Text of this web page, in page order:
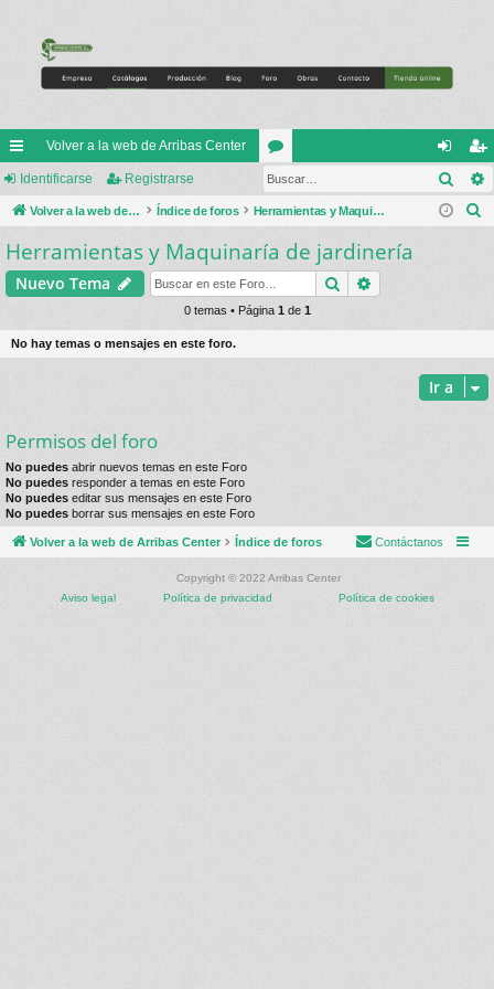
nl
ac
es
rá
do
Volver a la web de Arribas Center
or
os
de
nti
eg
ist
Identificarse Registrarse
Volver a la web de Arribas Center Índice de foros Herramientas y Maquinaría de jardinería
r
Herramientas y Maquinaría de jardinería
Nuevo Tema Buscar
0 temas • Página 1de 1
No hay temas o mensajes en este foro.
Ir a
Permisos del foro
No puedes abrir nuevos temas en este Foro
No puedes responder a temas en este Foro
No puedes editar sus mensajes en este Foro
No puedes borrar sus mensajes en este Foro
Volver a la web de Arribas Center Índice de foros Contáctanos
Copyright © 2022 Arribas Center
Aviso legal
Política de privacidad Política de cookies